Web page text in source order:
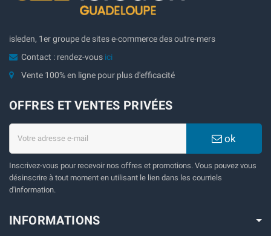
isleden, 1er groupe de sites e-commerce des outre-mers
Contact : rendez-vous ici
Vente 100% en ligne pour plus d'efficacité
OFFRES ET VENTES PRIVÉES
ok
Inscrivez-vous pour recevoir nos offres et promotions. Vous pouvez vous
désinscrire à tout moment en utilisant le lien dans les courriels
d'information.
INFORMATIONS